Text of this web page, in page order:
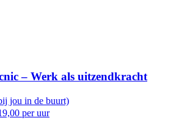
– Werk als uitzendkracht
jou in de buurt)
per uur